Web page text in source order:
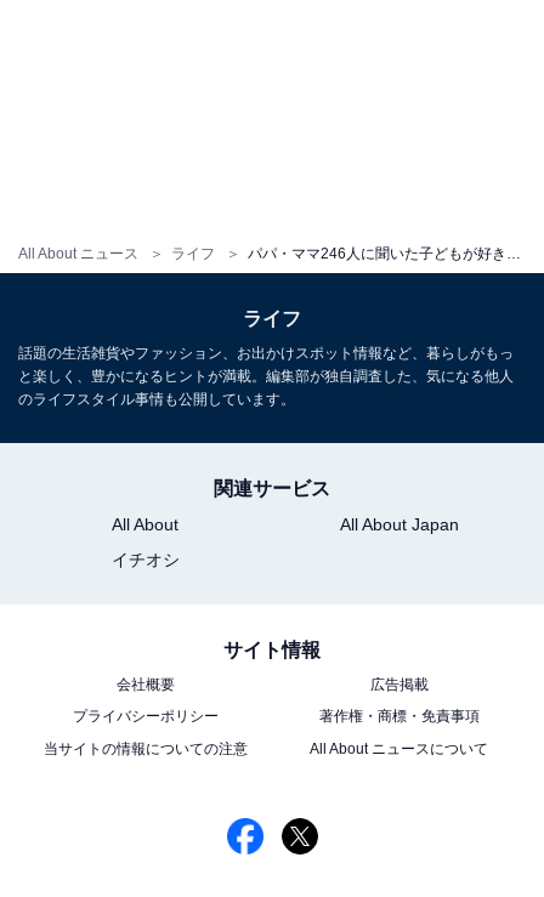
All About ニュース ライフ パパ・ママ246人に聞いた子どもが好きなインスタントラーメンランキング「サッポロ一番」を抑え1位に輝いたのは…？
ライフ
話題の生活雑貨やファッション、お出かけスポット情報など、暮らしがもっ
と楽しく、豊かになるヒントが満載。編集部が独自調査した、気になる他人
のライフスタイル事情も公開しています。
関連サービス
All About
All About Japan
イチオシ
サイト情報
会社概要
広告掲載
プライバシーポリシー
著作権・商標・免責事項
当サイトの情報についての注意
All About ニュースについて